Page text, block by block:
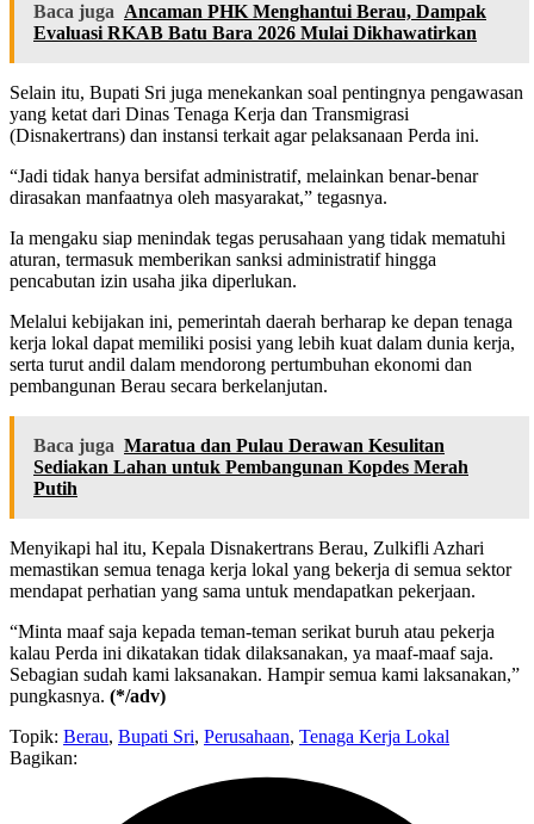
Baca juga Ancaman PHK Menghantui Berau, Dampak
Evaluasi RKAB Batu Bara 2026 Mulai Dikhawatirkan
Selain itu, Bupati Sri juga menekankan soal pentingnya pengawasan
yang ketat dari Dinas Tenaga Kerja dan Transmigrasi
(Disnakertrans) dan instansi terkait agar pelaksanaan Perda ini.
“Jadi tidak hanya bersifat administratif, melainkan benar-benar
dirasakan manfaatnya oleh masyarakat,” tegasnya.
Ia mengaku siap menindak tegas perusahaan yang tidak mematuhi
aturan, termasuk memberikan sanksi administratif hingga
pencabutan izin usaha jika diperlukan.
Melalui kebijakan ini, pemerintah daerah berharap ke depan tenaga
kerja lokal dapat memiliki posisi yang lebih kuat dalam dunia kerja,
serta turut andil dalam mendorong pertumbuhan ekonomi dan
pembangunan Berau secara berkelanjutan.
Baca juga Maratua dan Pulau Derawan Kesulitan
Sediakan Lahan untuk Pembangunan Kopdes Merah
Putih
Menyikapi hal itu, Kepala Disnakertrans Berau, Zulkifli Azhari
memastikan semua tenaga kerja lokal yang bekerja di semua sektor
mendapat perhatian yang sama untuk mendapatkan pekerjaan.
“Minta maaf saja kepada teman-teman serikat buruh atau pekerja
kalau Perda ini dikatakan tidak dilaksanakan, ya maaf-maaf saja.
Sebagian sudah kami laksanakan. Hampir semua kami laksanakan,”
pungkasnya. (*/adv)
Topik: Berau, Bupati Sri, Perusahaan, Tenaga Kerja Lokal
Bagikan: